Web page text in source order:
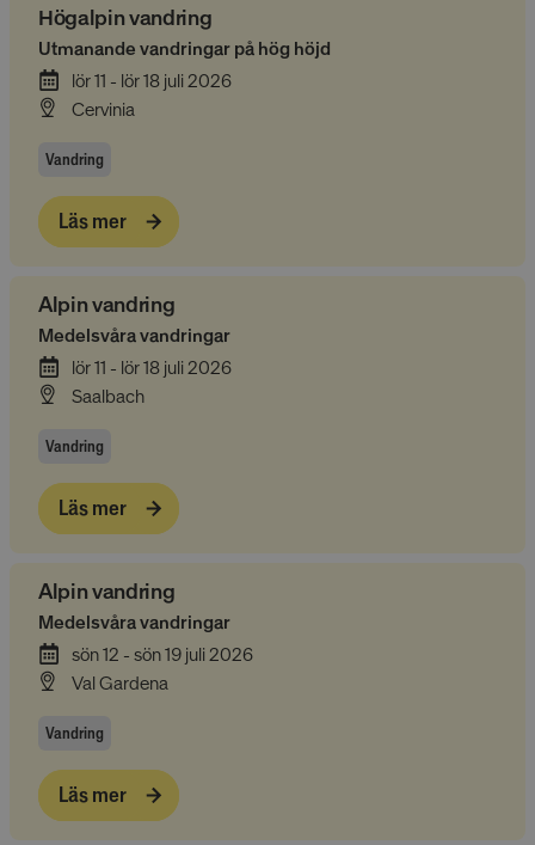
Högalpin vandring
Utmanande vandringar på hög höjd
lör 11 - lör 18 juli 2026
Cervinia
Vandring
Läs mer
Alpin vandring
Medelsvåra vandringar
lör 11 - lör 18 juli 2026
Saalbach
Vandring
Läs mer
Alpin vandring
Medelsvåra vandringar
sön 12 - sön 19 juli 2026
Val Gardena
Vandring
Läs mer